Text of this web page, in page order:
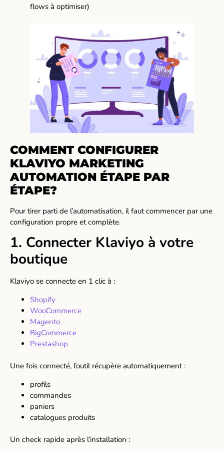
flows à optimiser)
COMMENT CONFIGURER
KLAVIYO MARKETING
AUTOMATION ÉTAPE PAR
ÉTAPE?
Pour tirer parti de l’automatisation, il faut commencer par une
configuration propre et complète.
1. Connecter Klaviyo à votre
boutique
Klaviyo se connecte en 1 clic à :
Shopify
WooCommerce
Magento
BigCommerce
Prestashop
Une fois connecté, l’outil récupère automatiquement :
profils
commandes
paniers
catalogues produits
Un check rapide après l’installation :